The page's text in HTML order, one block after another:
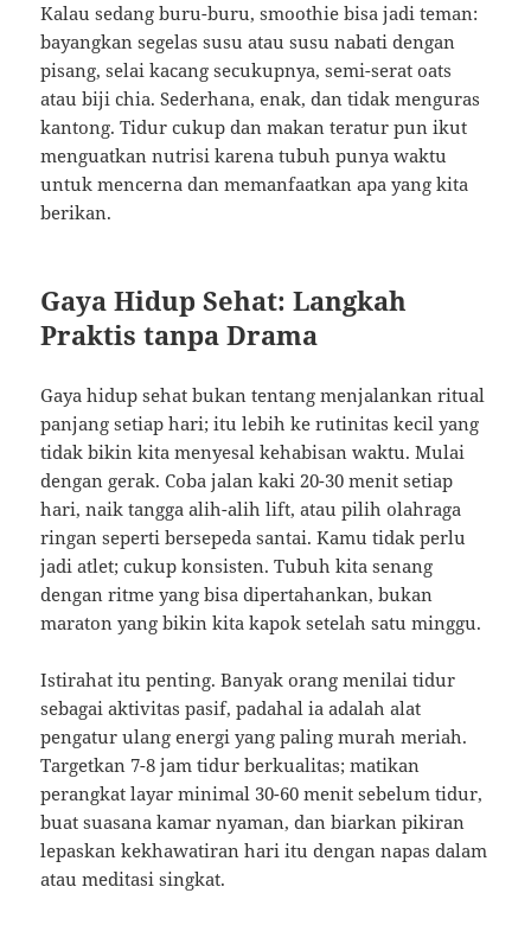
Kalau sedang buru-buru, smoothie bisa jadi teman:
bayangkan segelas susu atau susu nabati dengan
pisang, selai kacang secukupnya, semi-serat oats
atau biji chia. Sederhana, enak, dan tidak menguras
kantong. Tidur cukup dan makan teratur pun ikut
menguatkan nutrisi karena tubuh punya waktu
untuk mencerna dan memanfaatkan apa yang kita
berikan.
Gaya Hidup Sehat: Langkah
Praktis tanpa Drama
Gaya hidup sehat bukan tentang menjalankan ritual
panjang setiap hari; itu lebih ke rutinitas kecil yang
tidak bikin kita menyesal kehabisan waktu. Mulai
dengan gerak. Coba jalan kaki 20-30 menit setiap
hari, naik tangga alih-alih lift, atau pilih olahraga
ringan seperti bersepeda santai. Kamu tidak perlu
jadi atlet; cukup konsisten. Tubuh kita senang
dengan ritme yang bisa dipertahankan, bukan
maraton yang bikin kita kapok setelah satu minggu.
Istirahat itu penting. Banyak orang menilai tidur
sebagai aktivitas pasif, padahal ia adalah alat
pengatur ulang energi yang paling murah meriah.
Targetkan 7-8 jam tidur berkualitas; matikan
perangkat layar minimal 30-60 menit sebelum tidur,
buat suasana kamar nyaman, dan biarkan pikiran
lepaskan kekhawatiran hari itu dengan napas dalam
atau meditasi singkat.